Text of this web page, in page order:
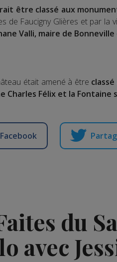
être classé aux
de Faucigny Glières et par la
Valli, maire de
était amené à être
Charles Félix et la Fontaine
du
avec